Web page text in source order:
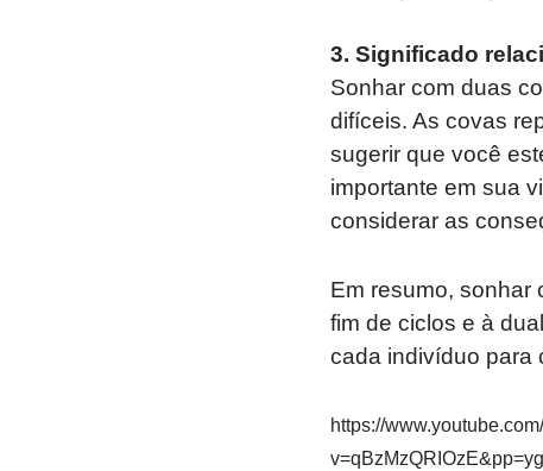
3. Significado
Sonhar com duas
difíceis. As covas
sugerir que você
importante em sua
considerar as
Em resumo, sonhar
fim de ciclos e à
cada indivíduo para
https://